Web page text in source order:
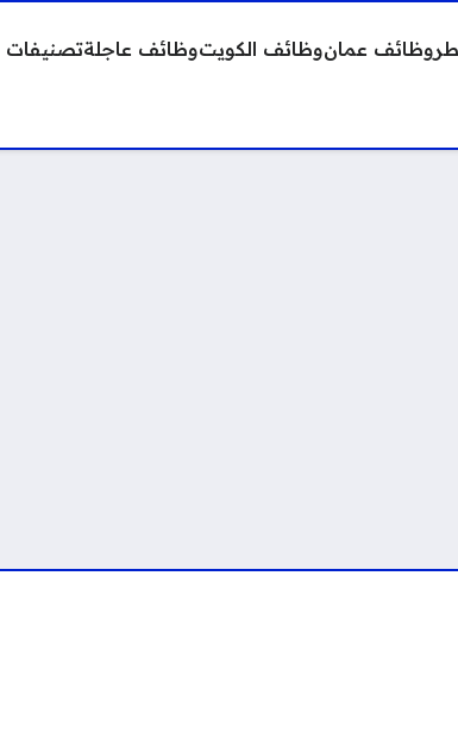
وظائف عمانوظائف الكويتوظائف عاجلةتصنيفات